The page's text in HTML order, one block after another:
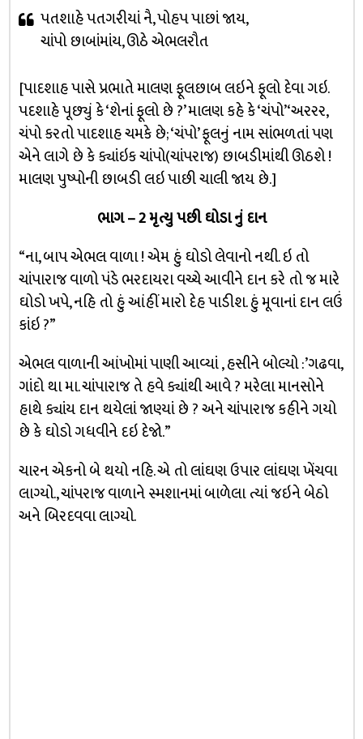
પતશાહે પતગરીયાં નૈ, પોહપ પાછાં જાય,
ચાંપો છાબાંમાંય, ઊઠે એભલરૌત
[પાદશાહ પાસે પ્રભાતે માલણ ફૂલછાબ લઇને ફૂલો દેવા ગઇ.
પદશાહે પૂછ્યું કે ‘શેનાં ફૂલો છે ?’ માલણ કહે કે ‘ચંપો’ ‘અરરર,
ચંપો કરતો પાદશાહ ચમકે છે; ‘ચંપો’ ફૂલનું નામ સાંભળતાં પણ
એને લાગે છે કે ક્યાંઇક ચાંપો(ચાંપરાજ) છાબડીમાંથી ઊઠશે !
માલણ પુષ્પોની છાબડી લઇ પાછી ચાલી જાય છે.]
ભાગ – 2 મૃત્યુ પછી ઘોડા નું દાન
“ના, બાપ એભલ વાળા ! એમ હું ઘોડો લેવાનો નથી. ઇ તો
ચાંપારાજ વાળો પંડે ભરદાયરા વચ્ચે આવીને દાન કરે તો જ મારે
ઘોડો ખપે, નહિ તો હું આંહીં મારો દેહ પાડીશ. હું મૂવાનાં દાન લઉં
કાંઇ ?”
એભલ વાળાની આંખોમાં પાણી આવ્યાં , હસીને બોલ્યો :’ગઢવા,
ગાંદો થા મા. ચાંપારાજ તે હવે ક્યાંથી આવે ? મરેલા માનસોને
હાથે ક્યાંય દાન થયેલાં જાણ્યાં છે ? અને ચાંપારાજ કહીને ગયો
છે કે ઘોડો ગધવીને દઇ દેજો.”
ચારન એકનો બે થયો નહિ. એ તો લાંઘણ ઉપાર લાંઘણ ખેંચવા
લાગ્યો., ચાંપરાજ વાળાને સ્મશાનમાં બાળેલા ત્યાં જઇને બેઠો
અને બિરદવવા લાગ્યો.